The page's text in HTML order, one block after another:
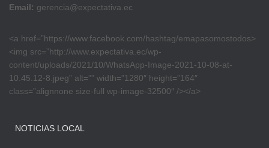
Email: gerencia@expectativa.ec
<a href=”https://www.facebook.com/hashtag/emapasomostodos>
<img src=”http://www.expectativa.ec/wp-
content/uploads/2021/10/WhatsApp-Image-2021-10-08-at-
10.45.12-8.jpeg” alt=”” width=”1280″ height=”164″
class=”alignnone size-full wp-image-32500″ /></a>
NOTICIAS LOCAL